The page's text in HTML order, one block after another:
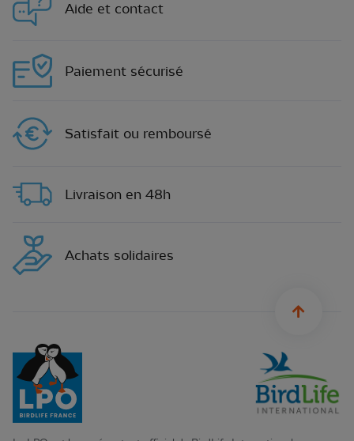
Aide et contact
Paiement sécurisé
Satisfait ou remboursé
Livraison en 48h
Achats solidaires